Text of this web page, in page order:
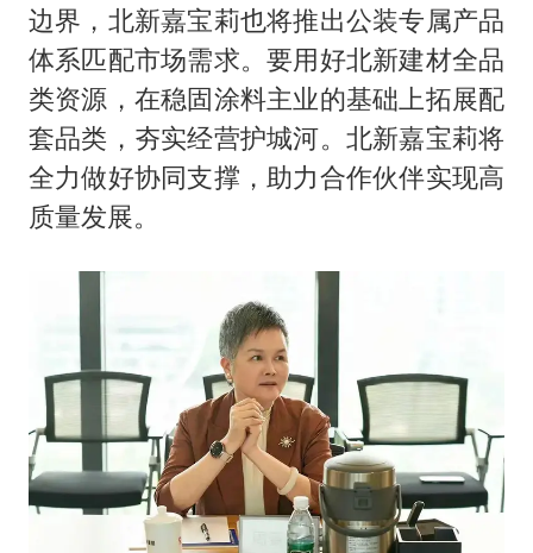
边界，北新嘉宝莉也将推出公装专属产品
体系匹配市场需求。要用好北新建材全品
类资源，在稳固涂料主业的基础上拓展配
套品类，夯实经营护城河。北新嘉宝莉将
全力做好协同支撑，助力合作伙伴实现高
质量发展。